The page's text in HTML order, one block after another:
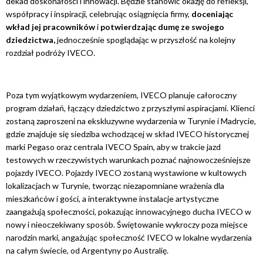
współpracy i inspiracji, celebrując osiągnięcia firmy, doceniając
wkład jej pracownikówi potwierdzając dumę ze swojego
dziedzictwa,jednocześnie spoglądając w przyszłość na kolejny
rozdział podróży IVECO.
Poza tym wyjątkowym wydarzeniem, IVECO planuje całoroczny
program działań, łączący dziedzictwo z przyszłymi aspiracjami. Klienci
zostaną zaproszeni na ekskluzywne wydarzenia w Turynie i Madrycie,
gdzie znajduje się siedziba wchodzącej w skład IVECO historycznej
marki Pegaso oraz centrala IVECO Spain, aby w trakcie jazd
testowych w rzeczywistych warunkach poznać najnowocześniejsze
pojazdy IVECO. Pojazdy IVECO zostaną wystawione w kultowych
lokalizacjach w Turynie, tworząc niezapomniane wrażenia dla
mieszkańców i gości, a interaktywne instalacje artystyczne
zaangażują społeczności, pokazując innowacyjnego ducha IVECO w
nowy i nieoczekiwany sposób. Świętowanie wykroczy poza miejsce
narodzin marki, angażując społeczność IVECO w lokalne wydarzenia
na całym świecie, od Argentyny po Australię.